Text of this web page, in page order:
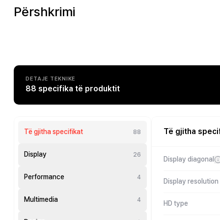
Përshkrimi
DETAJE TEKNIKE
88 specifika të produktit
Të gjitha specifikat 88
Display 26
Performance 4
Multimedia 4
Të gjitha
Display diagonal
Display resolution
HD type